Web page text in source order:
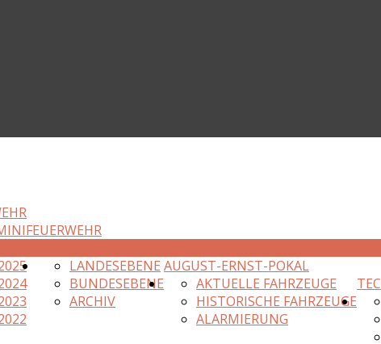
AUGUST-ERNST-POKAL
LANDESEBENE
BUNDESEBENE
ARCHIV
AKTUELLE FAHRZEUGE
HISTORISCHE FAHRZEUGE
ALARMIERUNG